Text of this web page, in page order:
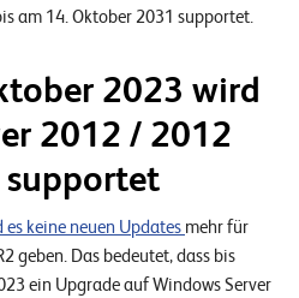
P
R
T
T
E
M
V
I
E
am 14. Oktober 2031 supportet.
2023 wird
2012 / 2012
supportet
keine neuen Updates mehr für
geben. Das bedeutet, dass bis
ein Upgrade auf Windows Server